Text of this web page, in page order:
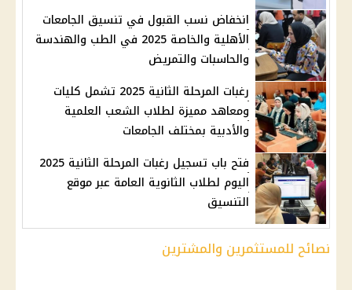
انخفاض نسب القبول في تنسيق الجامعات
الأهلية والخاصة 2025 في الطب والهندسة
والحاسبات والتمريض
رغبات المرحلة الثانية 2025 تشمل كليات
ومعاهد مميزة لطلاب الشعب العلمية
والأدبية بمختلف الجامعات
فتح باب تسجيل رغبات المرحلة الثانية 2025
اليوم لطلاب الثانوية العامة عبر موقع
التنسيق
نصائح للمستثمرين والمشترين